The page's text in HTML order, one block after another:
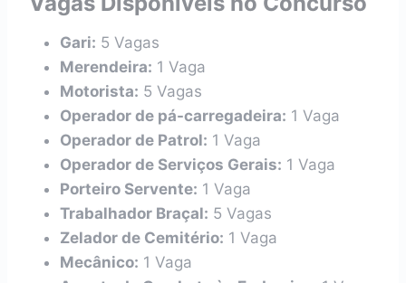
Gari: 5 Vagas
Merendeira: 1 Vaga
Motorista: 5 Vagas
Operador de pá-carregadeira: 1 Vaga
Operador de Patrol: 1 Vaga
Operador de Serviços Gerais: 1 Vaga
Porteiro Servente: 1 Vaga
Trabalhador Braçal: 5 Vagas
Zelador de Cemitério: 1 Vaga
Mecânico: 1 Vaga